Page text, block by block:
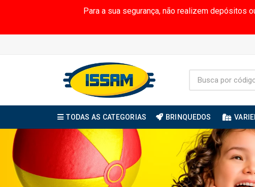
Para a sua segurança, não realizem depósitos
TODAS AS CATEGORIAS BRINQUEDOS